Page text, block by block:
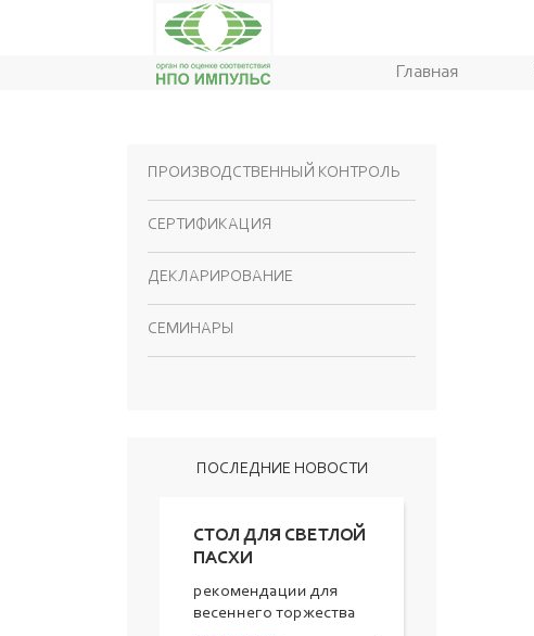
Главная
ПРОИЗВОДСТВЕННЫЙ КОНТРОЛЬ
СЕРТИФИКАЦИЯ
ДЕКЛАРИРОВАНИЕ
СЕМИНАРЫ
ПОСЛЕДНИЕ НОВОСТИ
СТОЛ ДЛЯ СВЕТЛОЙ
ПАСХИ
рекомендации для
весеннего торжества